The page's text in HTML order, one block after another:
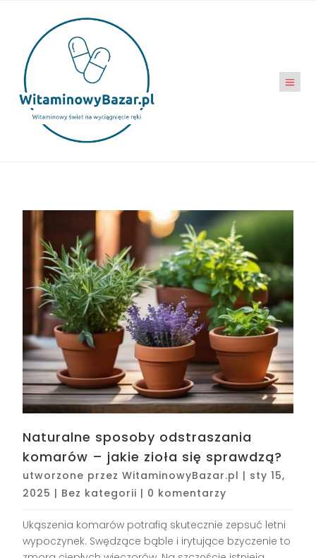
Naturalne sposoby odstraszania
komarów – jakie zioła się sprawdzą?
utworzone przezWitaminowyBazar.pl | sty 15,
2025 | Bez kategorii | 0 komentarzy
Ukąszenia komarów potrafią skutecznie zepsuć letni
wypoczynek. Swędzące bąble i irytujące bzyczenie to